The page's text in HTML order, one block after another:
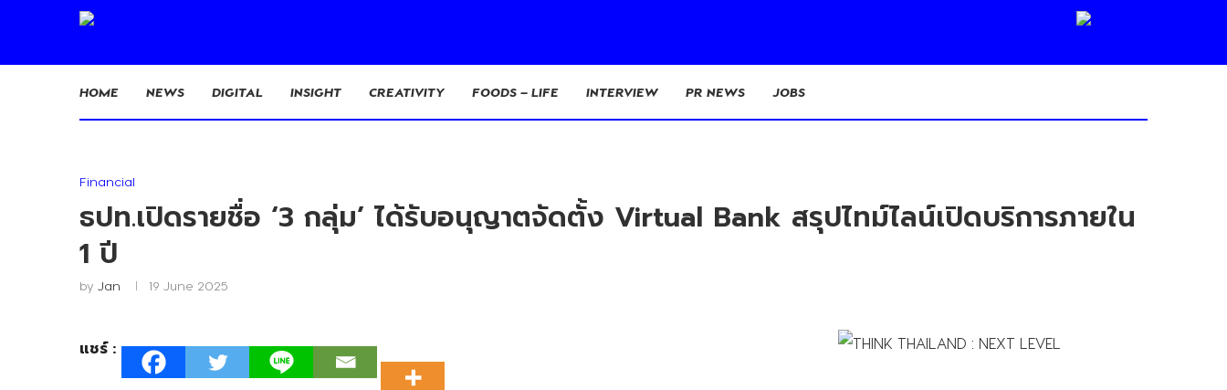
HOME NEWS DIGITAL INSIGHT CREATIVITY FOODS – LIFE INTERVIEW PR NEWS JOBS
Financial
ธปท.เปิดรายชื่อ ‘3 กลุ่ม’ ได้รับอนุญาตจัดตั้ง Virtual Bank สรุปไทม์ไลน์เปิดบริการภายใน
1 ปี
by Jan 19 June 2025
แชร์ :